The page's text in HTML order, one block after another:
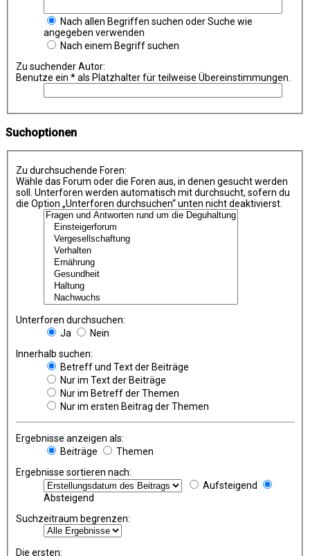
Nach allen Begriffen suchen oder Suche wie
angegeben verwenden
Nach einem Begriff suchen
Zu suchender Autor:
Benutze ein * als Platzhalter für teilweise Übereinstimmungen.
Suchoptionen
Zu durchsuchende Foren:
Wähle das Forum oder die Foren aus, in denen gesucht werden
soll. Unterforen werden automatisch mit durchsucht, sofern du
die Option „Unterforen durchsuchen“ unten nicht deaktivierst.
Unterforen durchsuchen:
Ja
Nein
Innerhalb suchen:
Betreff und Text der Beiträge
Nur im Text der Beiträge
Nur im Betreff der Themen
Nur im ersten Beitrag der Themen
Ergebnisse anzeigen als:
Beiträge
Themen
Ergebnisse sortieren nach:
Aufsteigend
Absteigend
Suchzeitraum begrenzen:
Die ersten: